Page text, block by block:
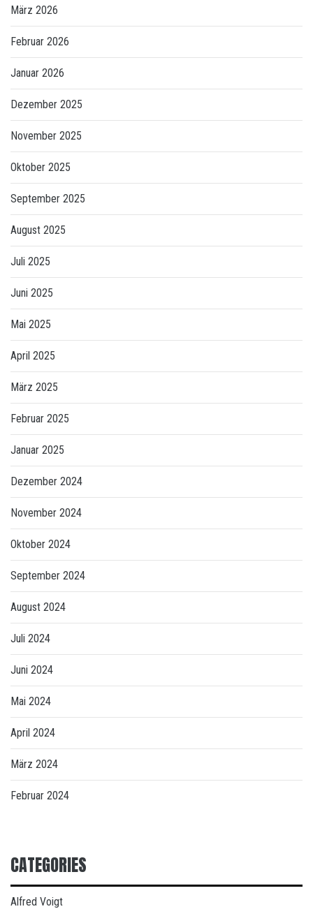
März 2026
Februar 2026
Januar 2026
Dezember 2025
November 2025
Oktober 2025
September 2025
August 2025
Juli 2025
Juni 2025
Mai 2025
April 2025
März 2025
Februar 2025
Januar 2025
Dezember 2024
November 2024
Oktober 2024
September 2024
August 2024
Juli 2024
Juni 2024
Mai 2024
April 2024
März 2024
Februar 2024
CATEGORIES
Alfred Voigt